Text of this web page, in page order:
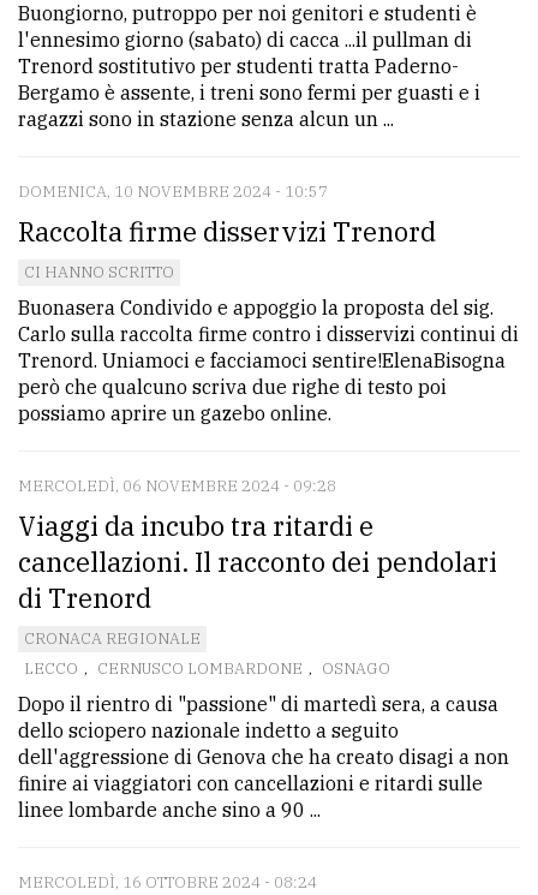
Buongiorno, putroppo per noi genitori e studenti è
l'ennesimo giorno (sabato) di cacca ...il pullman di
Trenord sostitutivo per studenti tratta Paderno-
Bergamo è assente, i treni sono fermi per guasti e i
ragazzi sono in stazione senza alcun un ...
DOMENICA, 10 NOVEMBRE 2024 - 10:57
Raccolta firme disservizi Trenord
CI HANNO SCRITTO
Buonasera Condivido e appoggio la proposta del sig.
Carlo sulla raccolta firme contro i disservizi continui di
Trenord. Uniamoci e facciamoci sentire!ElenaBisogna
però che qualcuno scriva due righe di testo poi
possiamo aprire un gazebo online.
MERCOLEDÌ, 06 NOVEMBRE 2024 - 09:28
Viaggi da incubo tra ritardi e
cancellazioni. Il racconto dei pendolari
di Trenord
CRONACA REGIONALE
LECCO , CERNUSCO LOMBARDONE , OSNAGO
Dopo il rientro di "passione" di martedì sera, a causa
dello sciopero nazionale indetto a seguito
dell'aggressione di Genova che ha creato disagi a non
finire ai viaggiatori con cancellazioni e ritardi sulle
linee lombarde anche sino a 90 ...
MERCOLEDÌ, 16 OTTOBRE 2024 - 08:24